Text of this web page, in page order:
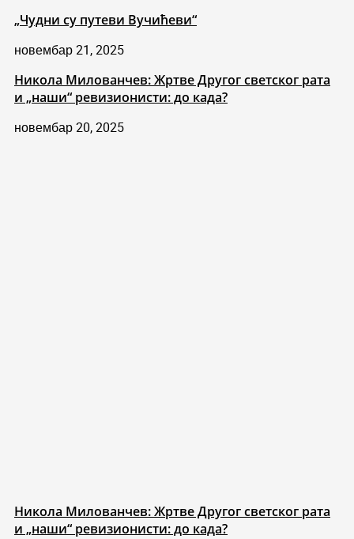
„Чудни су путеви Вучићеви“
новембар 21, 2025
Никола Милованчев: Жртве Другог светског рата
и „наши“ ревизионисти: до када?
новембар 20, 2025
Никола Милованчев: Жртве Другог светског рата
и „наши“ ревизионисти: до када?